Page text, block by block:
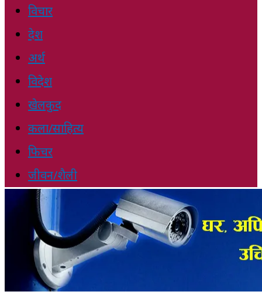
विचार
देश
अर्थ
विदेश
खेलकुद
कला/साहित्य
फिचर
जीवन/शैली